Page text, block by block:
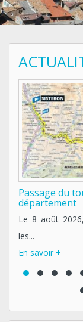
passage du tour de france femmes dans le
département
Le 8 août
les...
En savoir +